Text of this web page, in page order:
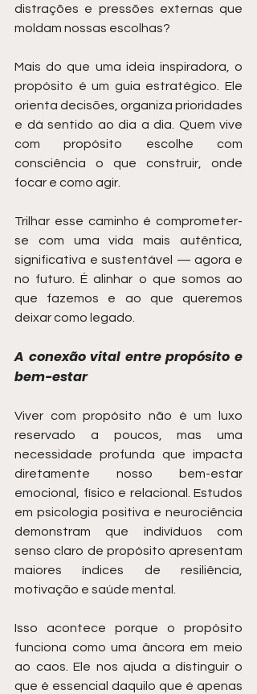
distrações e pressões externas que
moldam nossas escolhas?
Mais do que uma ideia inspiradora, o
propósito é um guia estratégico. Ele
orienta decisões, organiza prioridades
e dá sentido ao dia a dia. Quem vive
com propósito escolhe com
consciência o que construir, onde
focar e como agir.
Trilhar esse caminho é comprometer-
se com uma vida mais autêntica,
significativa e sustentável — agora e
no futuro. É alinhar o que somos ao
que fazemos e ao que queremos
deixar como legado.
A conexão vital entre propósito e
bem-estar
Viver com propósito não é um luxo
reservado a poucos, mas uma
necessidade profunda que impacta
diretamente nosso bem-estar
emocional, físico e relacional. Estudos
em psicologia positiva e neurociência
demonstram que indivíduos com
senso claro de propósito apresentam
maiores índices de resiliência,
motivação e saúde mental.
Isso acontece porque o propósito
funciona como uma âncora em meio
ao caos. Ele nos ajuda a distinguir o
que é essencial daquilo que é apenas